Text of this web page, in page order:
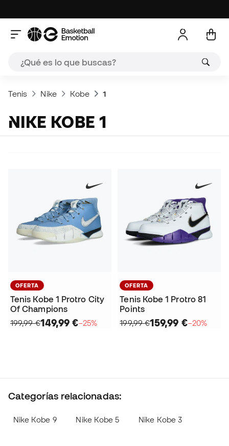
Tenis Nike Kobe 1
NIKE KOBE 1
OFERTA
Tenis Kobe 1 Protro City
Of Champions
199,99 €149,99 €−25%
OFERTA
Tenis Kobe 1 Protro 81
Points
199,99 €159,99 €−20%
Categorías relacionadas:
Nike Kobe 9 Nike Kobe 5 Nike Kobe 3